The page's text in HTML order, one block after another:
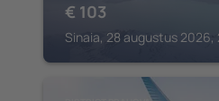
€ 103
Sinaia, 28 augustus